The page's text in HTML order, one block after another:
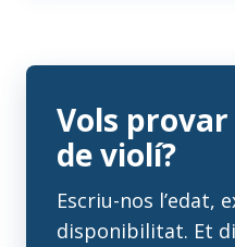
Vols
de violí?
Escriu-nos l’edat,
disponibilitat. Et